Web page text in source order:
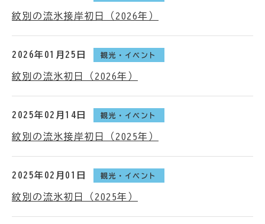
紋別の流氷接岸初日（2026年）
2026年01月25日 観光・イベント
紋別の流氷初日（2026年）
2025年02月14日 観光・イベント
紋別の流氷接岸初日（2025年）
2025年02月01日 観光・イベント
紋別の流氷初日（2025年）